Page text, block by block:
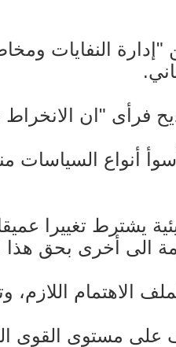
النفايات
فرأى "ان الانخراط
أنواع السياسات
يشترط تغييرا
الى أخرى بحق
الاهتمام اللازم،
على مستوى القوى